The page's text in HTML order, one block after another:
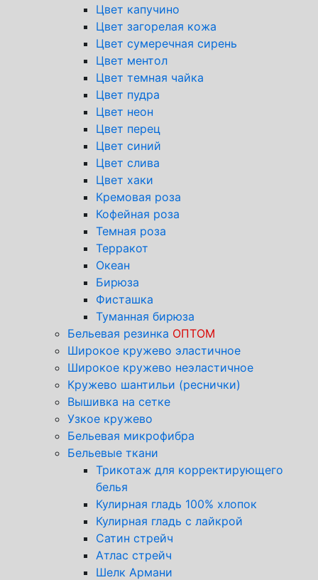
Цвет капучино
Цвет загорелая кожа
Цвет сумеречная сирень
Цвет ментол
Цвет темная чайка
Цвет пудра
Цвет неон
Цвет перец
Цвет синий
Цвет слива
Цвет хаки
Кремовая роза
Кофейная роза
Темная роза
Терракот
Океан
Бирюза
Фисташка
Туманная бирюза
Бельевая резинка ОПТОМ
Широкое кружево эластичное
Широкое кружево неэластичное
Кружево шантильи (реснички)
Вышивка на сетке
Узкое кружево
Бельевая микрофибра
Бельевые ткани
Трикотаж для корректирующего
белья
Кулирная гладь 100% хлопок
Кулирная гладь с лайкрой
Сатин стрейч
Атлас стрейч
Шелк Армани